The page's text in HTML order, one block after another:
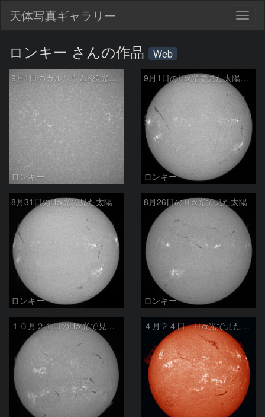
天体写真ギャラリー
ロンキー さんの作品 Web
9月1日のカルシウムK線光で見た太陽の活動領域
ロンキー
9月1日のHα光で見た太陽活動
ロンキー
8月31日のHα光で見た太陽
ロンキー
8月26日のＨα光で見た太陽
ロンキー
１０月２１日のHα光で見た太陽 ４月２４日 Ｈα光で見た太陽